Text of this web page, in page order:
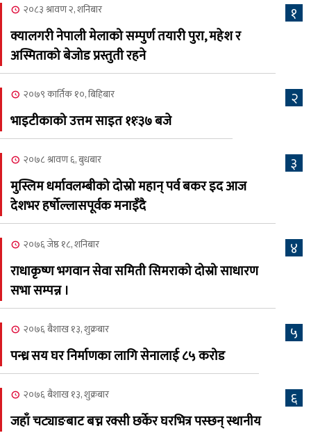
२०८३ श्रावण ६, बुधबार
कामना खबर पत्रिका
७ क्यालगरी नेपाली मेला
२०८३ श्रावण २, शनिबार
८
क्यालगरी नेपाली मेलाको
अस्मिताको बेजोड प्रस्तुती रहने
१
२०८३ श्रावण २, शनिबार
क्यालगरी नेपाली मेलाको सम्पुर्ण तयारी पुरा, महेश र
अस्मिताको बेजोड प्रस्तुती रहने
२
२०७९ कार्तिक १०, बिहिबार
भाइटीकाको उत्तम साइत ११ः३७ बजे
३
२०७८ श्रावण ६, बुधबार
मुस्लिम धर्मावलम्बीको दोस्रो महान् पर्व बकर इद आज
देशभर हर्षोल्लासपूर्वक मनाइँदै
४
२०७६ जेष्ठ १८, शनिबार
राधाकृष्ण भगवान सेवा समिती सिमराको दोस्रो साधारण
सभा सम्पन्न ।
५
२०७६ बैशाख १३, शुक्रबार
पन्ध्र सय घर निर्माणका लागि सेनालाई ८५ करोड
६
२०७६ बैशाख १३, शुक्रबार
जहाँ चट्याङबाट बच्न रक्सी छर्केर घरभित्र पस्छन् स्थानीय